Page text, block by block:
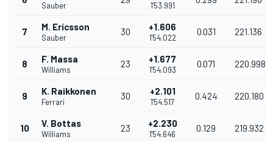
Sauber 1'53.991
7 M. Ericsson
Sauber
30 +1.606
1'54.022
0.031 221.136
8 F. Massa
Williams
23 +1.677
1'54.093
0.071 220.998
9 K. Raikkonen
Ferrari
30 +2.101
1'54.517
0.424 220.180
10 V. Bottas
Williams
23 +2.230
1'54.646
0.129 219.932